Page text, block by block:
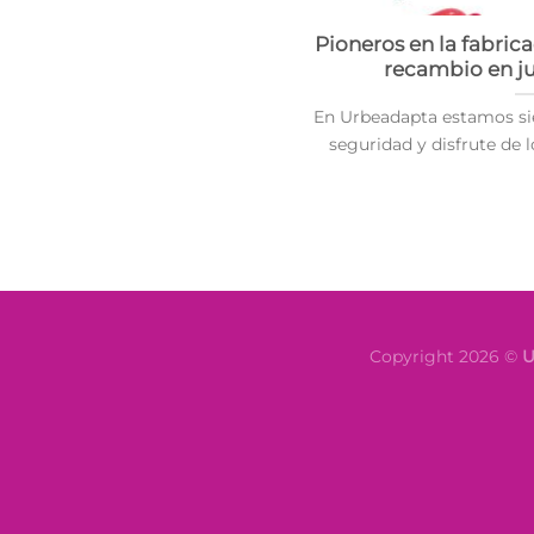
Pioneros en la
recambio en
En Urbeadapta estamos
seguridad y disfrute de
Copyright 2026 ©